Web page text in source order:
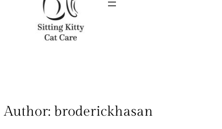
Author: broderickhasan